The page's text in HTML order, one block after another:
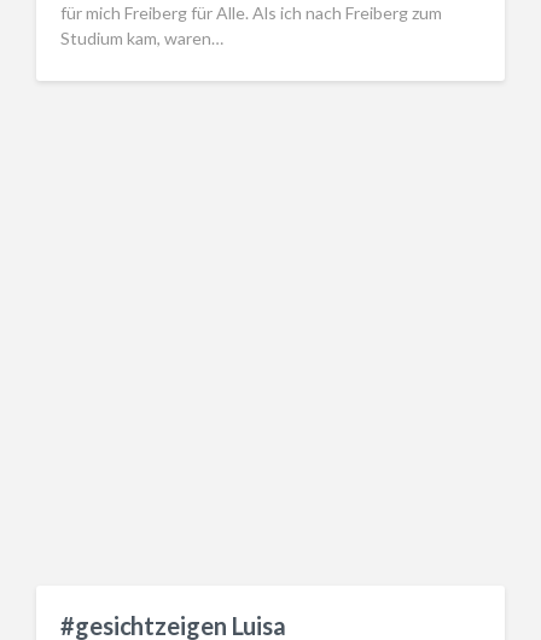
für mich Freiberg für Alle. Als ich nach Freiberg zum
Studium kam, waren…
#gesichtzeigen Luisa